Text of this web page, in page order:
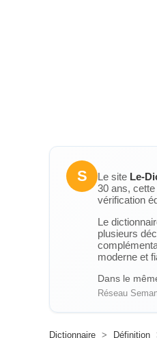
S Le site Le-
30 ans,
vérification
Le
plusieurs
moderne et
Dans le
Réseau
Dictionnaire > Définition